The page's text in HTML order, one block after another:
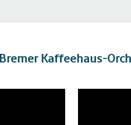
Kaffeehaus-